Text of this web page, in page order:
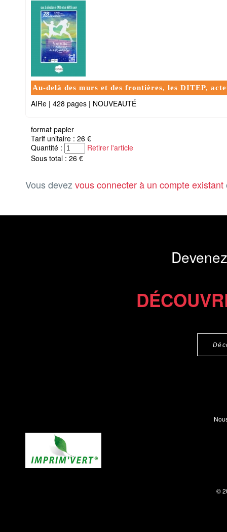
Au-delà des murs et des frontières, les DITEP,
AIRe | 428 pages | NOUVEAUTÉ
format papier
Tarif unitaire : 26 €
Quantité :
Retirer l'article
Sous total : 26 €
Vous devez vous connecter à un compte existant
©